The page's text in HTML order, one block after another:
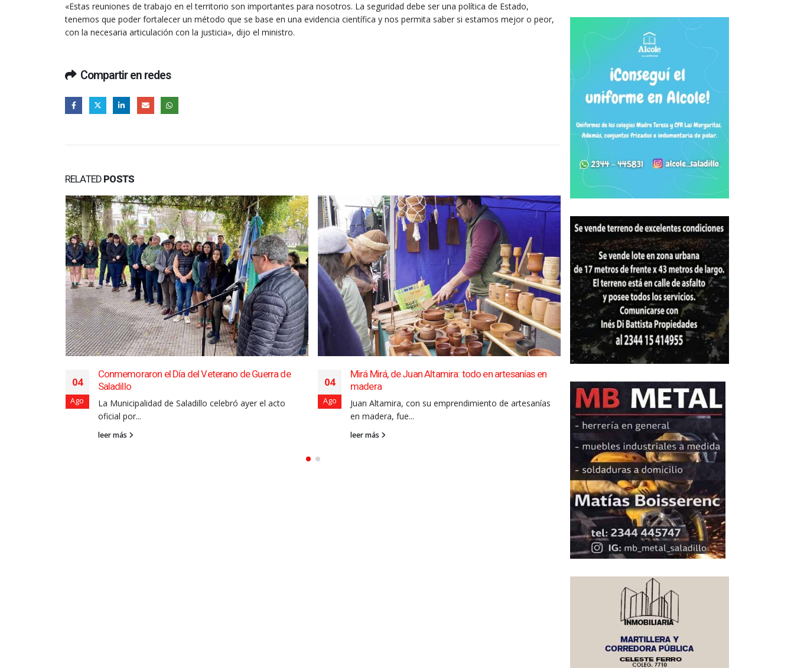
«Estas reuniones de trabajo en el territorio son importantes para nosotros. La seguridad debe ser una política de Estado,
tenemos que poder fortalecer un método que se base en una evidencia científica y nos permita saber si estamos mejor o peor,
con la necesaria articulación con la justicia», dijo el ministro.
Compartir en redes
RELATED POSTS
04
Ago
Conmemoraron el Día del Veterano de Guerra de
Saladillo
La Municipalidad de Saladillo celebró ayer el acto
oficial por...
leer más
04
Ago
Mirá Mirá, de Juan Altamira: todo en artesanías en
madera
Juan Altamira, con su emprendimiento de artesanías
en madera, fue...
leer más
04
Ago
La fiesta del 163° aniversario de Saladillo tuvo en
esta...
leer más